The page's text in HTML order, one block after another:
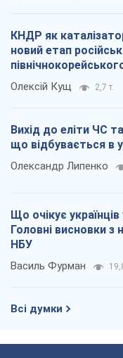
КНДР як
новий етап
Олексій Кущ 2,7 т.
Вихід до еліти ЧС
що відбувається в
Олександр Липенко
Що очікує
Головні висновки з
НБУ
Василь Фурман
Всі думки